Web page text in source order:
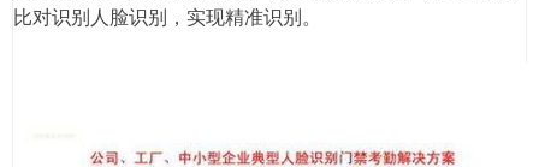
比对识别人脸识别，实现精准识别。